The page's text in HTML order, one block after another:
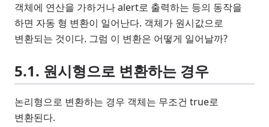
객체에 연산을 가하거나 alert로 출력하는 등의 동작을
하면 자동 형 변환이 일어난다. 객체가 원시값으로
변환되는 것이다. 그럼 이 변환은 어떻게 일어날까?
5.1. 원시형으로 변환하는 경우
논리형으로 변환하는 경우 객체는 무조건 true로
변환된다.